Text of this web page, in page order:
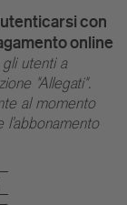
con
online
utenti a
"Allegati".
al momento
l'abbonamento